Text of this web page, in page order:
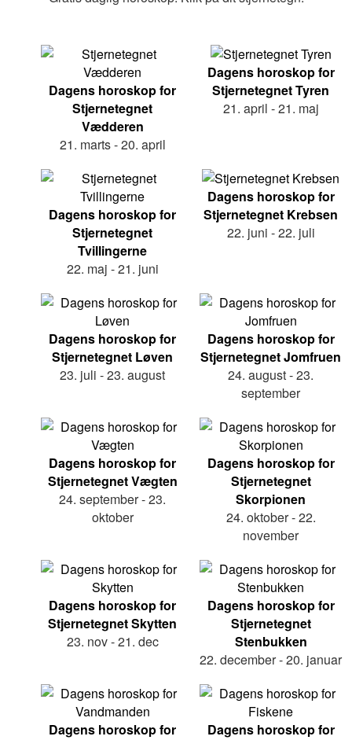
Dagens horoskop for
Stjernetegnet
Vædderen
21. marts - 20. april
Dagens horoskop for
Stjernetegnet Tyren
21. april - 21. maj
Dagens horoskop for
Stjernetegnet
Tvillingerne
22. maj - 21. juni
Dagens horoskop for
Stjernetegnet Krebsen
22. juni - 22. juli
Dagens horoskop for
Stjernetegnet Løven
23. juli - 23. august
Dagens horoskop for
Stjernetegnet Jomfruen
24. august - 23.
september
Dagens horoskop for
Stjernetegnet Vægten
24. september - 23.
oktober
Dagens horoskop for
Stjernetegnet
Skorpionen
24. oktober - 22.
november
Dagens horoskop for
Stjernetegnet Skytten
23. nov - 21. dec
Dagens horoskop for
Stjernetegnet
Stenbukken
22. december - 20. januar
Dagens horoskop for
Dagens horoskop for